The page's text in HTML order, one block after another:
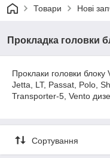
Товари Нові
Прокладка головки
Проклаки головки
Jetta, LT, Passat, Polo,
Transporter-5, Vento
Сортування